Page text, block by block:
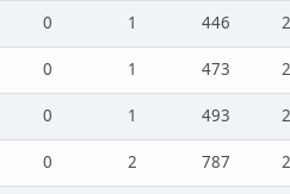
0 1 446
0 1 473
0 1 493
0 2 787